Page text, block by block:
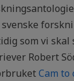
som vi
Robert
Cam to